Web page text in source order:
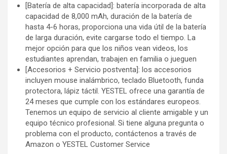
[Batería de alta capacidad]: batería incorporada de alta
capacidad de 8,000 mAh, duración de la batería de
hasta 4-6 horas, proporciona una vida útil de la batería
de larga duración, evite cargarse todo el tiempo. La
mejor opción para que los niños vean videos, los
estudiantes aprendan, trabajen en familia o jueguen
[Accesorios + Servicio postventa]: los accesorios
incluyen mouse inalámbrico, teclado Bluetooth, funda
protectora, lápiz táctil. YESTEL ofrece una garantía de
24 meses que cumple con los estándares europeos.
Tenemos un equipo de servicio al cliente amigable y un
equipo técnico profesional. Si tiene alguna pregunta o
problema con el producto, contáctenos a través de
Amazon o YESTEL Customer Service